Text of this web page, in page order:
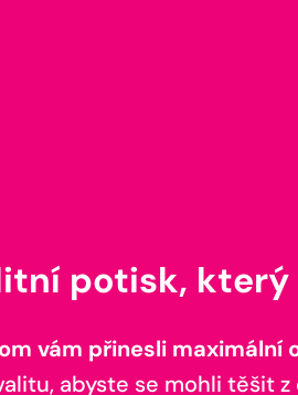
potisk, který
vám přinesli
abyste se mohli těšit